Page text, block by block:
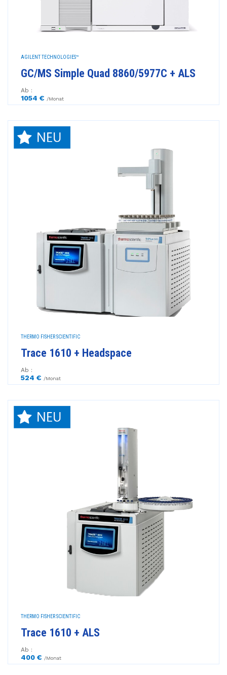
AGILENT TECHNOLOGIES™
GC/MS Simple Quad 8860/5977C + ALS
Ab :
1054 € /Monat
THERMO FISHER SCIENTIFIC
Trace 1610 + Headspace
Ab :
524 € /Monat
THERMO FISHER SCIENTIFIC
Trace 1610 + ALS
Ab :
400 € /Monat